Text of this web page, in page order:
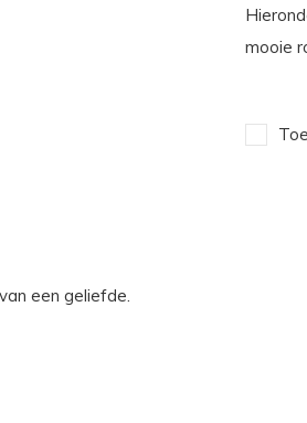
mooie
een geliefde.